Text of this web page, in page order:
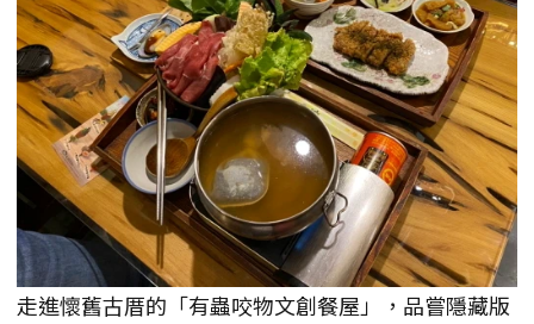
走進懷舊古厝的「有蟲咬物文創餐屋」，品嘗隱藏版